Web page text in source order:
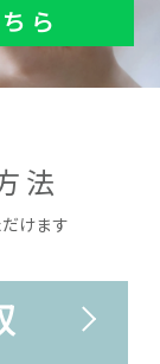
ら
法
けます